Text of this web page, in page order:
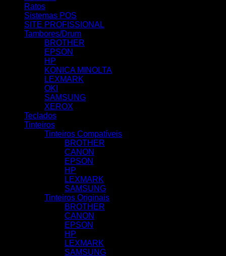
Ratos
Sistemas POS
SITE PROFISSIONAL
Tambores/Drum
BROTHER
EPSON
HP
KONICA MINOLTA
LEXMARK
OKI
SAMSUNG
XEROX
Teclados
Tinteiros
Tinteiros Compatíveis
BROTHER
CANON
EPSON
HP
LEXMARK
SAMSUNG
Tinteiros Originais
BROTHER
CANON
EPSON
HP
LEXMARK
SAMSUNG